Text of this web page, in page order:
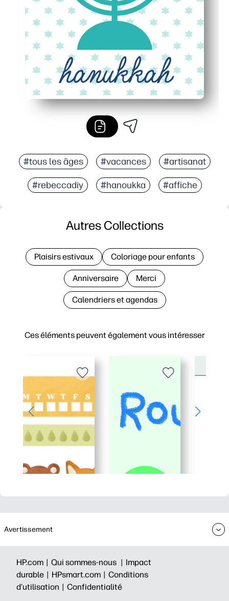
#tous les âges #vacances #artisanat
#rebeccadiy #hanoukka #affiche
Ces éléments peuvent également vous intéresser
Autres Collections
Plaisirs estivaux Coloriage pour enfants
Anniversaire Merci
Calendriers et agendas
Avertissement
HP.com | Qui sommes-nous | Impact
durable | HPsmart.com | Conditions
d’utilisation | Confidentialité